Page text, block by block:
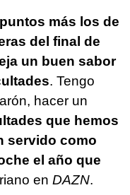
más los de
del final de
un buen sabor
. Tengo
hacer un
que hemos
servido como
el año que
en DAZN.